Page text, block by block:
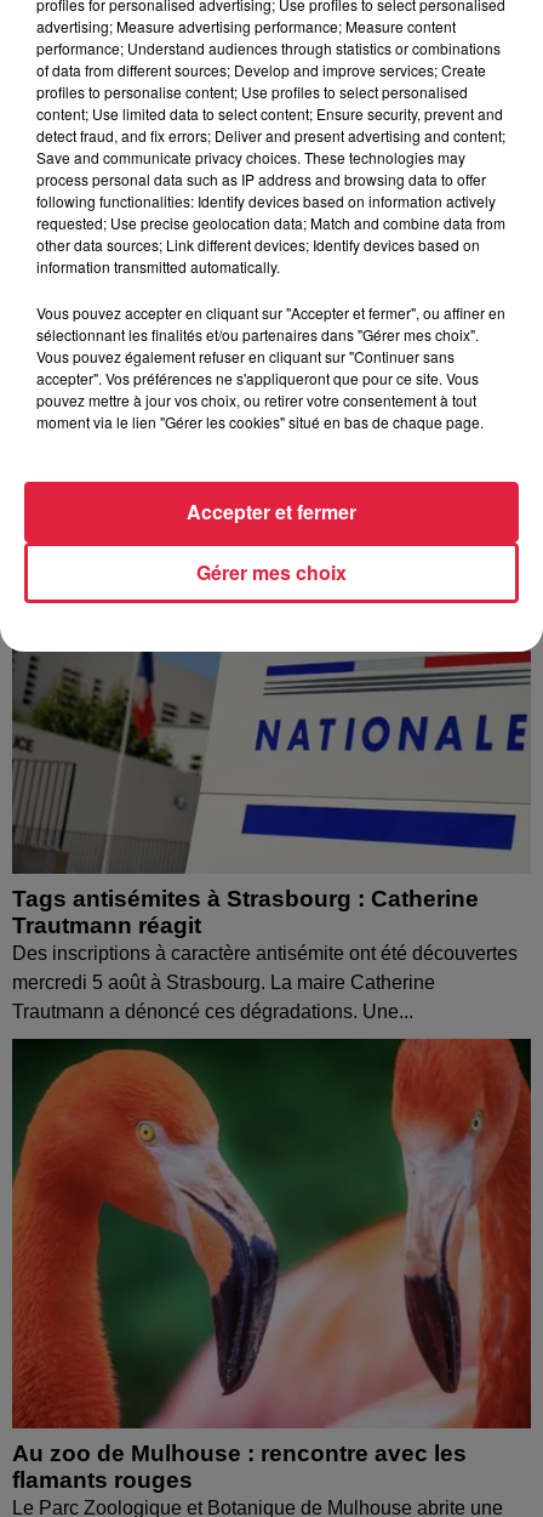
À Hoerdt, de l’eau brune sort des robinets
Depuis plusieurs jours, des habitants de Hoerdt ont vu de
l’eau brune s’écouler de leurs robinets. Face aux
Tags antisémites à Strasbourg : Catherine
Trautmann réagit
Des inscriptions à caractère antisémite ont été découvertes
mercredi 5 août à Strasbourg. La maire Catherine
Trautmann a dénoncé ces dégradations. Une...
Au zoo de Mulhouse : rencontre avec les
flamants rouges
Le Parc Zoologique et Botanique de Mulhouse abrite une
profiles for personalised advertising; Use profiles to select personalised
advertising; Measure advertising performance; Measure content
performance; Understand audiences through statistics or combinations
of data from different sources; Develop and improve services; Create
profiles to personalise content; Use profiles to select personalised
content; Use limited data to select content; Ensure security, prevent and
detect fraud, and fix errors; Deliver and present advertising and content;
Save and communicate privacy choices. These technologies may
process personal data such as IP address and browsing data to offer
following functionalities: Identify devices based on information actively
requested; Use precise geolocation data; Match and combine data from
other data sources; Link different devices; Identify devices based on
information transmitted automatically.
Vous pouvez accepter en cliquant sur "Accepter et fermer", ou affiner en
sélectionnant les finalités et/ou partenaires dans "Gérer mes choix".
Vous pouvez également refuser en cliquant sur "Continuer sans
accepter". Vos préférences ne s'appliqueront que pour ce site. Vous
pouvez mettre à jour vos choix, ou retirer votre consentement à tout
moment via le lien "Gérer les cookies" situé en bas de chaque page.
Gérer mes choix
Accepter et fermer